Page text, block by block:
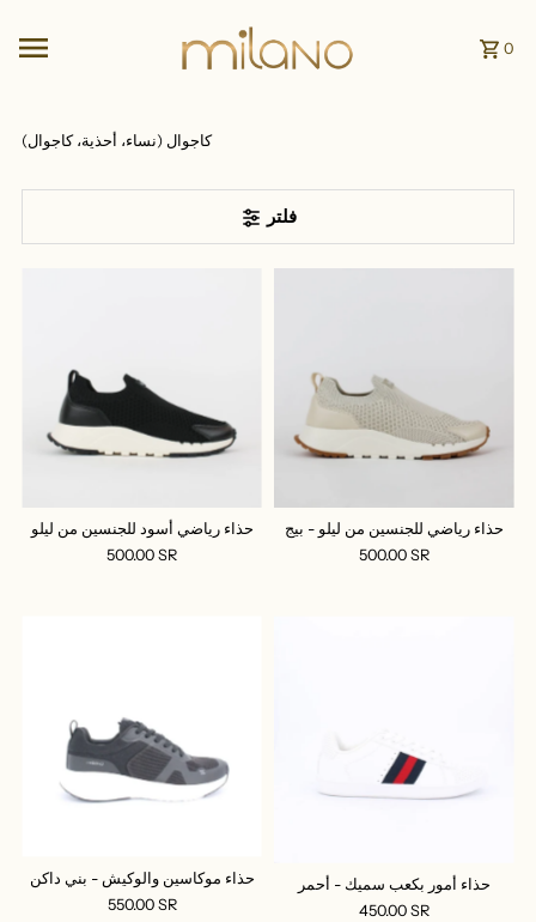
0
كاجوال (نساء، أحذية، كاجوال)
فلتر
حذاء رياضي أسود للجنسين من ليلو
500.00 SR
حذاء رياضي للجنسين من ليلو - بيج
500.00 SR
حذاء موكاسين والوكيش - بني داكن
550.00 SR
حذاء أمور بكعب سميك - أحمر
450.00 SR